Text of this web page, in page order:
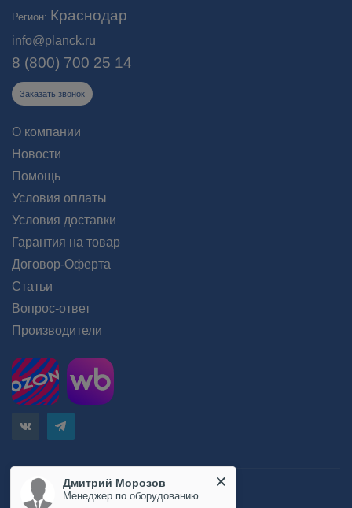
предлагает широкий ассортимент тепловизионных бинокуляров для
охоты в Краснодаре. Доставка. Цены на сайте!
Регион: Краснодар
info@planck.ru
8 (800) 700 25 14
Заказать звонок
О компании
Новости
Помощь
Условия оплаты
Условия доставки
Гарантия на товар
Договор-Оферта
Статьи
Вопрос-ответ
Производители
Пользовательское соглашение
Положение об обработке персональных данных
Дмитрий Морозов
Менеджер по оборудованию